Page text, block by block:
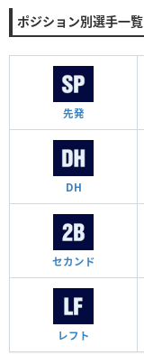
ポジション別選手一覧
先発
DH
セカンド
レフト